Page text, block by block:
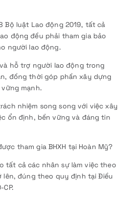
Bộ luật Lao động 2019, tất cả
động đều phải tham gia bảo
người lao động.
hỗ trợ người lao động trong
đồng thời góp phần xây dựng
mạnh.
nhiệm song song với việc xây
ổn định, bền vững và đáng tin
tham gia BHXH tại Hoàn Mỹ?
tất cả các nhân sự làm việc theo
đúng theo quy định tại Điều